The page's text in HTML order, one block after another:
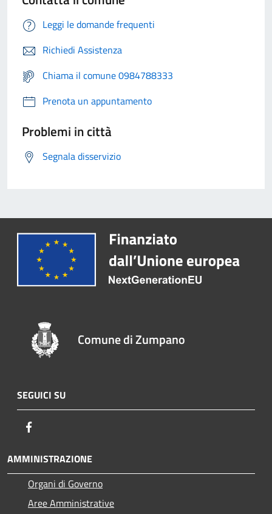
Leggi le domande frequenti
Richiedi Assistenza
Chiama il comune 0984788333
Prenota un appuntamento
Problemi in città
Segnala disservizio
Comune di Zumpano
SEGUICI SU
AMMINISTRAZIONE
Organi di Governo
Aree Amministrative